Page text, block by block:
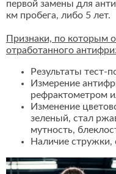
первой замены для
км пробега, либо 5 лет.
Признаки, по которым
отработанного
Результаты тест-
Измерение
рефрактометром
Изменение
зеленый, стал
мутность,
Наличие стружки,